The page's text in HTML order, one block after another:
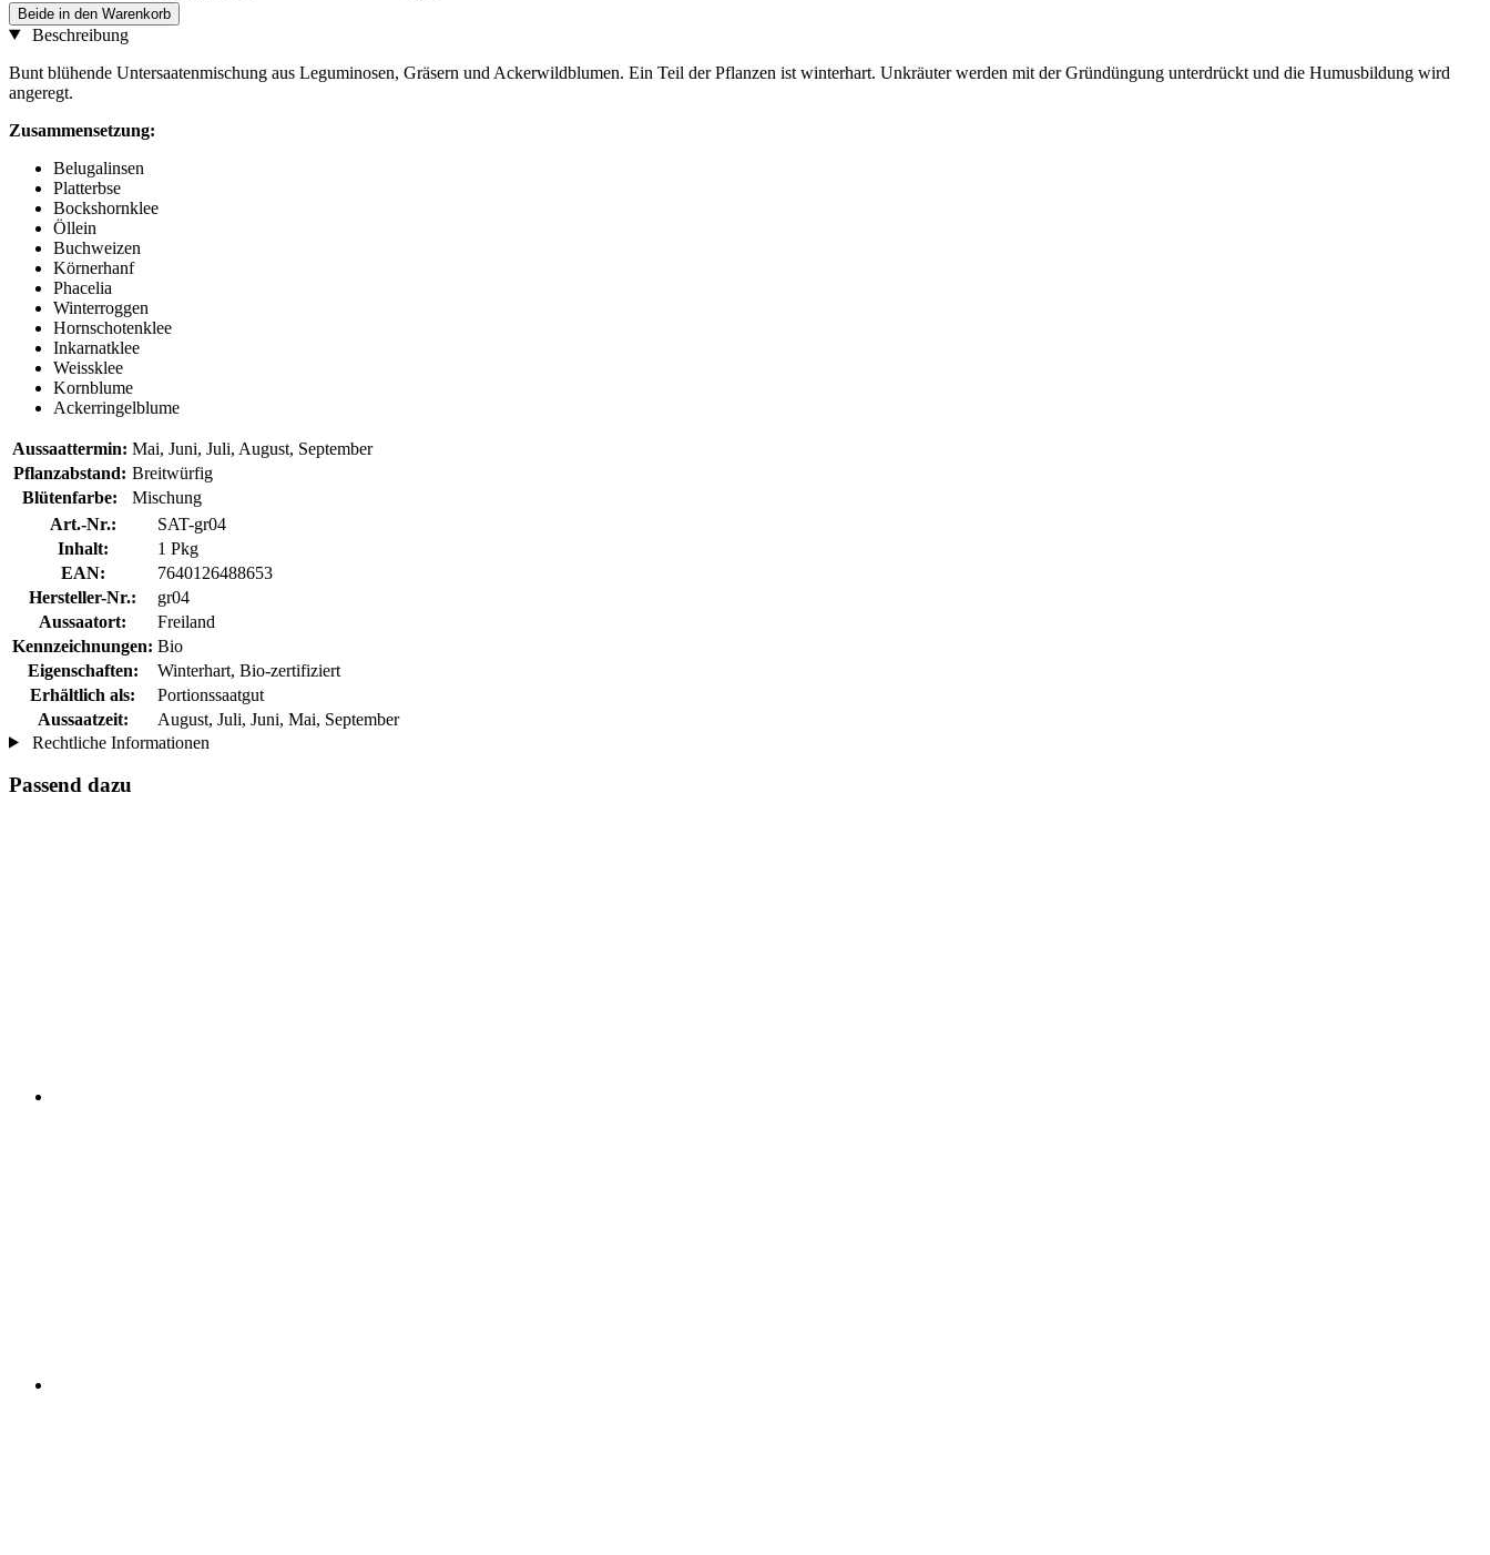
Beide in den Warenkorb
Beschreibung
Bunt blühende Untersaatenmischung aus Leguminosen, Gräsern und Ackerwildblumen. Ein Teil der Pflanzen ist winterhart. Unkräuter werden mit der Gründüngung unterdrückt und die Humusbildung wird
angeregt.
Zusammensetzung:
Belugalinsen
Platterbse
Bockshornklee
Öllein
Buchweizen
Körnerhanf
Phacelia
Winterroggen
Hornschotenklee
Inkarnatklee
Weissklee
Kornblume
Ackerringelblume
Aussaattermin: Mai, Juni, Juli, August, September
Pflanzabstand: Breitwürfig
Blütenfarbe:
Mischung
Art.-Nr.:
SAT-gr04
Inhalt:
1 Pkg
EAN:
7640126488653
Hersteller-Nr.:
gr04
Aussaatort:
Freiland
Kennzeichnungen: Bio
Eigenschaften:
Winterhart, Bio-zertifiziert
Erhältlich als:
Portionssaatgut
Aussaatzeit:
August, Juli, Juni, Mai, September
Rechtliche Informationen
Passend dazu